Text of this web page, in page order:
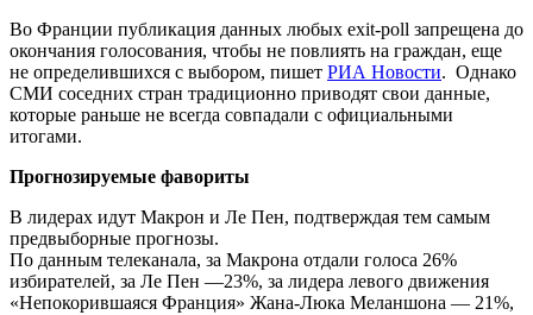
Во Франции публикация данных любых exit-poll запрещена до
окончания голосования, чтобы не повлиять на граждан, еще
не определившихся с выбором, пишет РИА Новости. Однако
СМИ соседних стран традиционно приводят свои данные,
которые раньше не всегда совпадали с официальными
итогами.
Прогнозируемые фавориты
В лидерах идут Макрон и Ле Пен, подтверждая тем самым
предвыборные прогнозы.
По данным телеканала, за Макрона отдали голоса 26%
избирателей, за Ле Пен —23%, за лидера левого движения
«Непокорившаяся Франция» Жана-Люка Меланшона — 21%,